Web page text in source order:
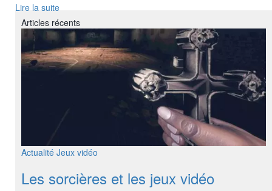
Lire la suite
Articles récents
Actualité Jeux vidéo
Les sorcières et les jeux vidéo